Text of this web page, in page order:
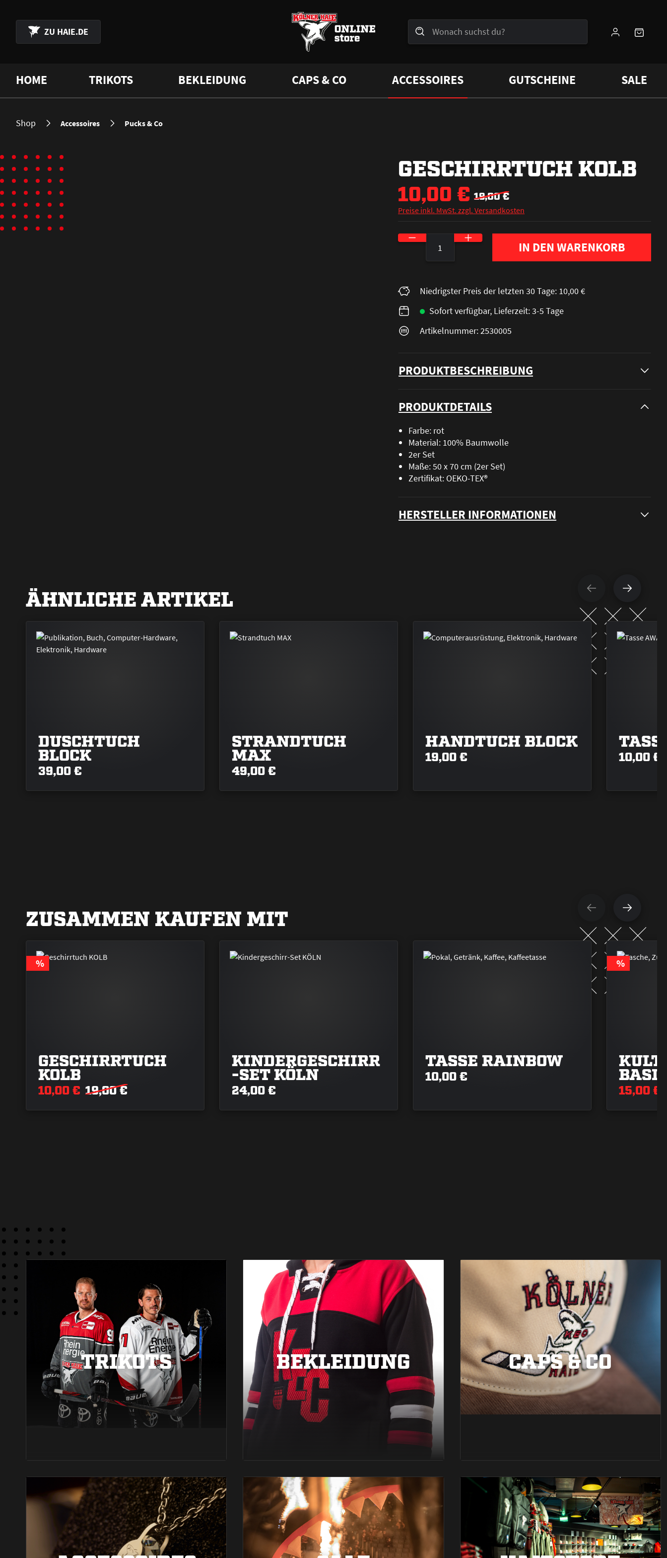
ZU HAIE.DE
HOME TRIKOTS BEKLEIDUNG CAPS & CO ACCESSOIRES GUTSCHEINE SALE
Shop Accessoires Pucks & Co
GESCHIRRTUCH KOLB
10,00 € 19,00 €
Preise inkl. MwSt. zzgl. Versandkosten
Produkt Anzahl: Gib den gewünschten Wert ein oder
IN DEN WARENKORB
Niedrigster Preis der letzten 30 Tage: 10,00 €
Sofort verfügbar, Lieferzeit: 3-5 Tage
Artikelnummer: 2530005
PRODUKTBESCHREIBUNG
PRODUKTDETAILS
Farbe: rot
Material: 100% Baumwolle
2er Set
Maße: 50 x 70 cm (2er Set)
Zertifikat: OEKO-TEX®
HERSTELLER INFORMATIONEN
ÄHNLICHE ARTIKEL
DUSCHTUCH
BLOCK
39,00 €
STRANDTUCH
MAX
49,00 €
HANDTUCH BLOCK
19,00 € 10,00 €
ZUSAMMEN KAUFEN MIT
RABATT
%
GESCHIRRTUCH
KOLB
10,00 € 19,00 €
KINDERGESCHIRR
-SET KÖLN
24,00 €
TASSE RAINBOW
10,00 €
RABATT
%
15,00 €
TRIKOTS BEKLEIDUNG CAPS & CO